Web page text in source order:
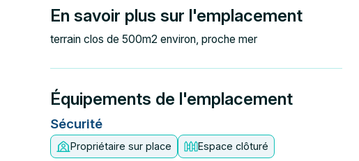
En savoir plus sur l'emplacement
terrain clos de 500m2 environ, proche mer
Équipements de l'emplacement
Sécurité
Propriétaire sur place Espace clôturé